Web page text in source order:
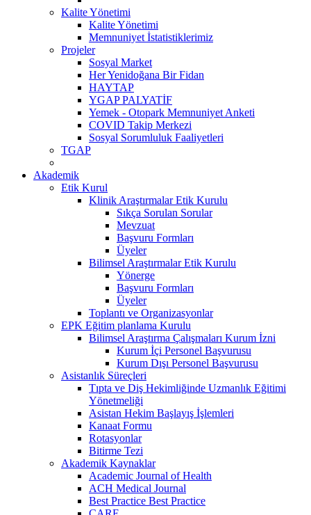
Kalite Yönetimi
Kalite Yönetimi
Memnuniyet İstatistiklerimiz
Projeler
Sosyal Market
Her Yenidoğana Bir Fidan
HAYTAP
YGAP PALYATİF
Yemek - Otopark Memnuniyet Anketi
COVID Takip Merkezi
Sosyal Sorumluluk Faaliyetleri
TGAP
Akademik
Etik Kurul
Klinik Araştırmalar Etik Kurulu
Sıkça Sorulan Sorular
Mevzuat
Başvuru Formları
Üyeler
Bilimsel Araştırmalar Etik Kurulu
Yönerge
Başvuru Formları
Üyeler
Toplantı ve Organizasyonlar
EPK Eğitim planlama Kurulu
Bilimsel Araştırma Çalışmaları Kurum İzni
Kurum İçi Personel Başvurusu
Kurum Dışı Personel Başvurusu
Asistanlık Süreçleri
Tıpta ve Diş Hekimliğinde Uzmanlık Eğitimi
Yönetmeliği
Asistan Hekim Başlayış İşlemleri
Kanaat Formu
Rotasyonlar
Bitirme Tezi
Akademik Kaynaklar
Academic Journal of Health
ACH Medical Journal
Best Practice Best Practice